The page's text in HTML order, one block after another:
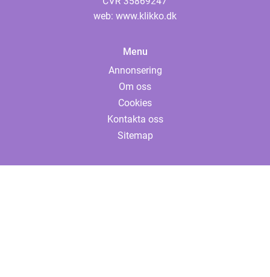
web: www.klikko.dk
Menu
Annonsering
Om oss
Cookies
Kontakta oss
Sitemap